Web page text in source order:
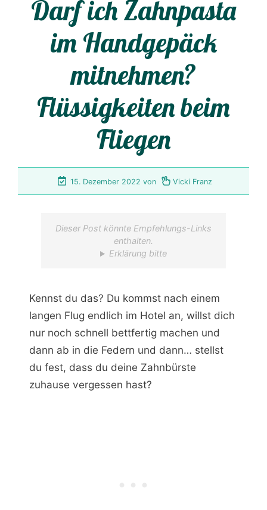
Darf ich Zahnpasta
im Handgepäck
mitnehmen?
Flüssigkeiten beim
Fliegen
15. Dezember 2022 von Vicki Franz
Dieser Post könnte Empfehlungs-Links
enthalten.
Erklärung bitte
Kennst du das? Du kommst nach einem
langen Flug endlich im Hotel an, willst dich
nur noch schnell bettfertig machen und
dann ab in die Federn und dann… stellst
du fest, dass du deine Zahnbürste
zuhause vergessen hast?